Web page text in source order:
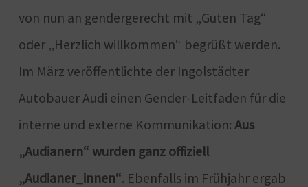
von nun an gendergerecht mit „Guten Tag“
oder „Herzlich willkommen“ begrüßt werden.
Im März veröffentlichte der Ingolstädter
Autobauer Audi einen Gender-Leitfaden für die
interne und externe Kommunikation: Aus
„Audianern“ wurden ganz offiziell
„Audianer_innen“. Ebenfalls im Frühjahr ergab